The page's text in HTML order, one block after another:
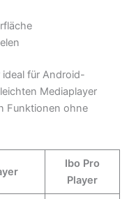
ideal für Android-
Mediaplayer
Funktionen ohne
Ibo Pro
Player